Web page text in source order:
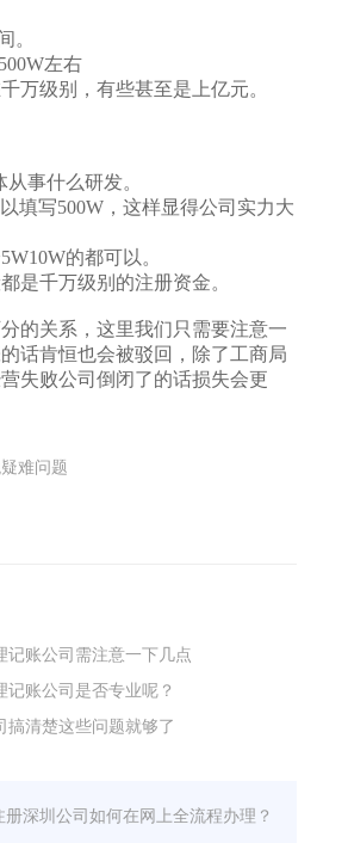
。
左右
级别，有些甚至是上亿元。
事什么研发。
写500W，这样显得公司实力大
的都可以。
千万级别的注册资金。
的关系，这里我们只需要注意一
话肯恒也会被驳回，除了工商局
失败公司倒闭了的话损失会更
难问题
记账公司需注意一下几点
账公司是否专业呢？
搞清楚这些问题就够了
册深圳公司如何在网上全流程办理？